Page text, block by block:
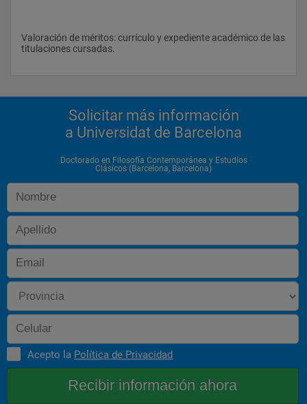
Valoración de méritos: currículo y expediente académico de las
titulaciones cursadas.
Solicitar más información
a Universidat de Barcelona
Doctorado en Filosofía Contemporánea y Estudios
Clásicos (Barcelona, Barcelona)
Acepto la Política de Privacidad